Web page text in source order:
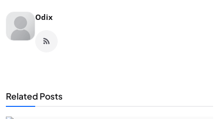
Odix
Related Posts